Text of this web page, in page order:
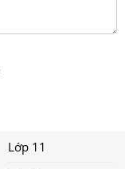
Lớp 11